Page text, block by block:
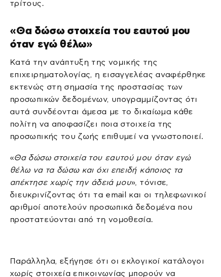
τρίτους.
«Θα δώσω στοιχεία του εαυτού μου
όταν εγώ θέλω»
Κατά την ανάπτυξη της νομικής της
επιχειρηματολογίας, η εισαγγελέας αναφέρθηκε
εκτενώς στη σημασία της προστασίας των
προσωπικών δεδομένων, υπογραμμίζοντας ότι
αυτά συνδέονται άμεσα με το δικαίωμα κάθε
πολίτη να αποφασίζει ποια στοιχεία της
προσωπικής του ζωής επιθυμεί να γνωστοποιεί.
«Θα δώσω στοιχεία του εαυτού μου όταν εγώ
θέλω να τα δώσω και όχι επειδή κάποιος τα
απέκτησε χωρίς την άδειά μου», τόνισε,
διευκρινίζοντας ότι τα email και οι τηλεφωνικοί
αριθμοί αποτελούν προσωπικά δεδομένα που
προστατεύονται από τη νομοθεσία.
Παράλληλα, εξήγησε ότι οι εκλογικοί κατάλογοι
χωρίς στοιχεία επικοινωνίας μπορούν να